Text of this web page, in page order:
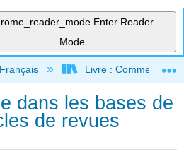
Enter Reader
Mode
global hierarchy
Français Livre : Comment
dans les bases de
de revues